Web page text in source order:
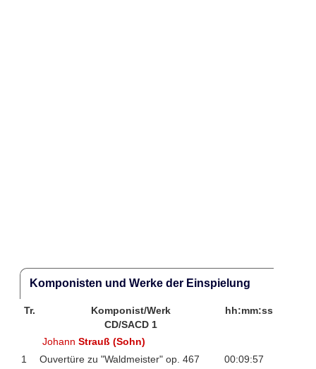
Komponisten und Werke der Einspielung
Tr. Komponist/Werk
hh:mm:ss
CD/SACD 1
JohannStrauß (Sohn)
1
Ouvertüre zu "Waldmeister" op. 467
00:09:57